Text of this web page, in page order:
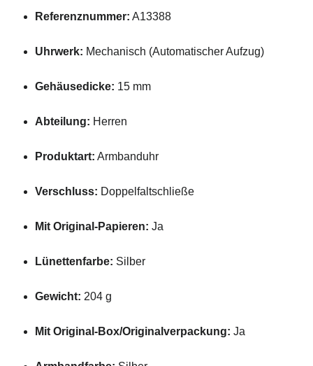
Referenznummer: A13388
Uhrwerk: Mechanisch (Automatischer Aufzug)
Gehäusedicke: 15 mm
Abteilung: Herren
Produktart: Armbanduhr
Verschluss: Doppelfaltschließe
Mit Original-Papieren: Ja
Lünettenfarbe: Silber
Gewicht: 204 g
Mit Original-Box/Originalverpackung: Ja